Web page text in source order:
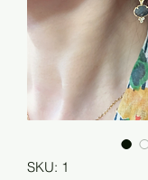
SKU: 1